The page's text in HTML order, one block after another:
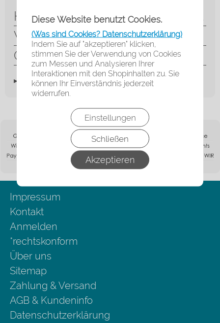
Diese Website benutzt Cookies.
(Was sind Cookies? Datenschutzerklärung)
Indem Sie auf "akzeptieren" klicken,
stimmen Sie der Verwendung von Cookies
zum Messen und Analysieren Ihrer
Interaktionen mit den Shopinhalten zu. Sie
können Ihr Einverständnis jederzeit
widerrufen.
Einstellungen
Schließen
Akzeptieren
Wechselwirkung mit Produkten
Cybersicherheit
▸Widerrufsbelehrung
Impressum
Kontakt
Anmelden
*rechtskonform
Über uns
Sitemap
Zahlung & Versand
AGB & Kundeninfo
Datenschutzerklärung